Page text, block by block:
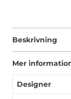
Beskrivning
Mer
Designer